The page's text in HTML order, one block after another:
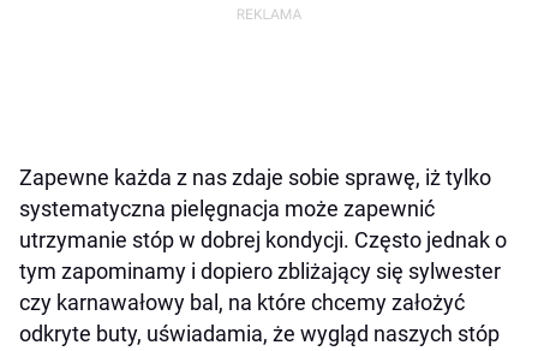
Zapewne każda z nas zdaje sobie sprawę, iż tylko
systematyczna pielęgnacja może zapewnić
utrzymanie stóp w dobrej kondycji. Często jednak o
tym zapominamy i dopiero zbliżający się sylwester
czy karnawałowy bal, na które chcemy założyć
odkryte buty, uświadamia, że wygląd naszych stóp